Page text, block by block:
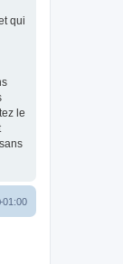
qui
le